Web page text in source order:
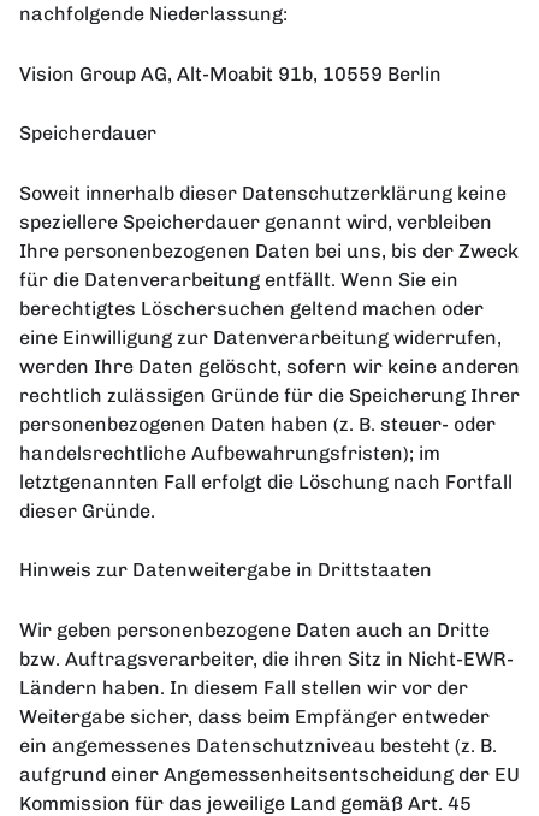
nachfolgende Niederlassung:
Vision Group AG, Alt-Moabit 91b, 10559 Berlin
Speicherdauer
Soweit innerhalb dieser Datenschutzerklärung keine
speziellere Speicherdauer genannt wird, verbleiben
Ihre personenbezogenen Daten bei uns, bis der Zweck
für die Datenverarbeitung entfällt. Wenn Sie ein
berechtigtes Löschersuchen geltend machen oder
eine Einwilligung zur Datenverarbeitung widerrufen,
werden Ihre Daten gelöscht, sofern wir keine anderen
rechtlich zulässigen Gründe für die Speicherung Ihrer
personenbezogenen Daten haben (z. B. steuer- oder
handelsrechtliche Aufbewahrungsfristen); im
letztgenannten Fall erfolgt die Löschung nach Fortfall
dieser Gründe.
Hinweis zur Datenweitergabe in Drittstaaten
Wir geben personenbezogene Daten auch an Dritte
bzw. Auftragsverarbeiter, die ihren Sitz in Nicht-EWR-
Ländern haben. In diesem Fall stellen wir vor der
Weitergabe sicher, dass beim Empfänger entweder
ein angemessenes Datenschutzniveau besteht (z. B.
aufgrund einer Angemessenheitsentscheidung der EU
Kommission für das jeweilige Land gemäß Art. 45